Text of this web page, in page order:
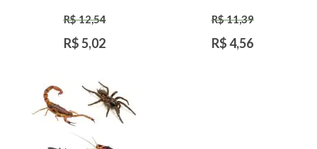
R$ 12,54
R$ 5,02
R$ 11,39
R$ 4,56